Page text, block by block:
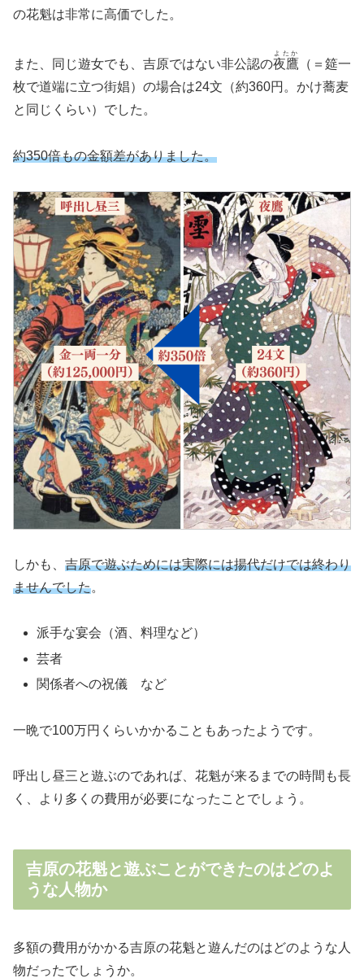
の花魁は非常に高価でした。
また、同じ遊女でも、吉原ではない非公認の夜鷹
よたか
（＝筵一
枚で道端に立つ街娼）の場合は24文（約360円。かけ蕎麦
と同じくらい）でした。
約350倍もの金額差がありました。
しかも、 吉原で遊ぶためには実際には揚代だけでは終わり
ませんでした。
派手な宴会（酒、料理など）
芸者
関係者への祝儀 など
一晩で100万円くらいかかることもあったようです。
呼出し昼三と遊ぶのであれば、花魁が来るまでの時間も長
く、より多くの費用が必要になったことでしょう。
吉原の花魁と遊ぶことができたのはどのよ
うな人物か
多額の費用がかかる吉原の花魁と遊んだのはどのような人
物だったでしょうか。